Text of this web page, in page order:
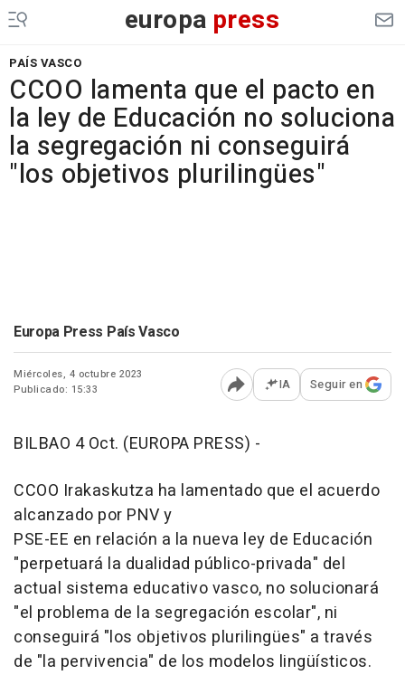
europa press
PAÍS VASCO
CCOO lamenta que el pacto en
la ley de Educación no soluciona
la segregación ni conseguirá
"los objetivos plurilingües"
Europa Press País Vasco
Miércoles, 4 octubre 2023
Publicado: 15:33
Abrir opciones para
IA Seguir en
BILBAO 4 Oct. (EUROPA PRESS) -
CCOO Irakaskutza ha lamentado que el acuerdo
alcanzado por PNV y
PSE-EE en relación a la nueva ley de Educación
"perpetuará la dualidad público-privada" del
actual sistema educativo vasco, no solucionará
"el problema de la segregación escolar", ni
conseguirá "los objetivos plurilingües" a través
de "la pervivencia" de los modelos lingüísticos.